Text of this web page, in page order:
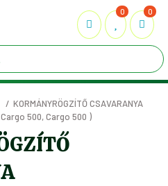
0 0
/ KORMÁNYRÖGZÍTŐ CSAVARANYA
Cargo 500, Cargo 500 )